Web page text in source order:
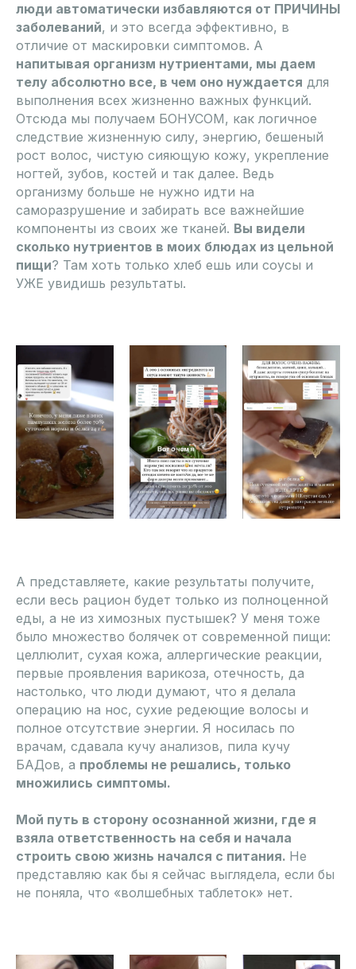
люди автоматически избавляются от ПРИЧИНЫ
заболеваний, и это всегда эффективно, в
отличие от маскировки симптомов. А
напитывая организм нутриентами, мы даем
телу абсолютно все, в чем оно нуждается для
выполнения всех жизненно важных функций.
Отсюда мы получаем БОНУСОМ, как логичное
следствие жизненную силу, энергию, бешеный
рост волос, чистую сияющую кожу, укрепление
ногтей, зубов, костей и так далее. Ведь
организму больше не нужно идти на
саморазрушение и забирать все важнейшие
компоненты из своих же тканей. Вы видели
сколько нутриентов в моих блюдах из цельной
пищи? Там хоть только хлеб ешь или соусы и
УЖЕ увидишь результаты.
А представляете, какие результаты получите,
если весь рацион будет только из полноценной
еды, а не из химозных пустышек? У меня тоже
было множество болячек от современной пищи:
целлюлит, сухая кожа, аллергические реакции,
первые проявления варикоза, отечность, да
настолько, что люди думают, что я делала
операцию на нос, сухие редеющие волосы и
полное отсутствие энергии. Я носилась по
врачам, сдавала кучу анализов, пила кучу
БАДов, а проблемы не решались, только
множились симптомы.
Мой путь в сторону осознанной жизни, где я
взяла ответственность на себя и начала
строить свою жизнь начался с питания. Не
представляю как бы я сейчас выглядела, если бы
не поняла, что «волшебных таблеток» нет.